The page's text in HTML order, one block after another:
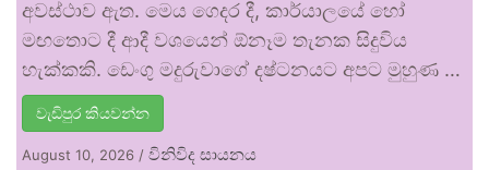
අවස්ථාව ඇත. මෙය ගෙදර දී, කාර්යාලයේ හෝ
මඟතොට දී ආදී වශයෙන් ඕනෑම තැනක සිදුවිය
හැක්කකි. ඩෙංගු මදුරුවාගේ දෂ්ටනයට අපට මුහුණ …
වැඩිපුර කියවන්න
August 10, 2026 / විනිවිද සායනය